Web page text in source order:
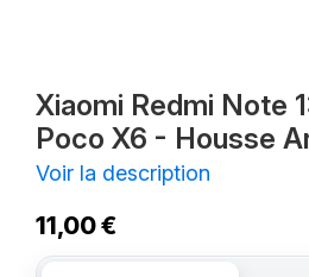
Xiaomi Redmi Note
Poco X6 - Housse
Voir la description
11,00 €